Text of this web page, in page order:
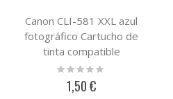
Canon CLI-581 XXL azul
fotográfico Cartucho de
tinta compatible
(1999C001)
Rating:
1,50 €